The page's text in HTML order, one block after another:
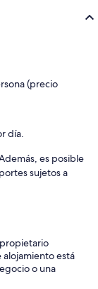
(precio
día.
es posible
sujetos a
alojamiento está
o una